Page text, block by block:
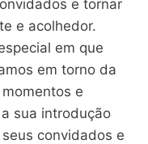
e tornar
e acolhedor.
em que
em torno da
e
sua introdução
convidados e